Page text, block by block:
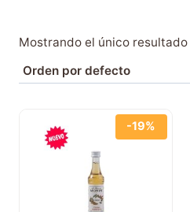
Mostrando el único resultado
-19%